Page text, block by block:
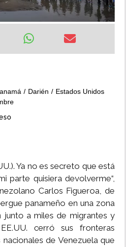
Darién
Estados Unidos
Ya no es secreto que está
parte quisiera devolverme“,
Carlos Figueroa, de
panameño en una zona
junto a miles de migrantes y
cerró sus fronteras
de Venezuela que